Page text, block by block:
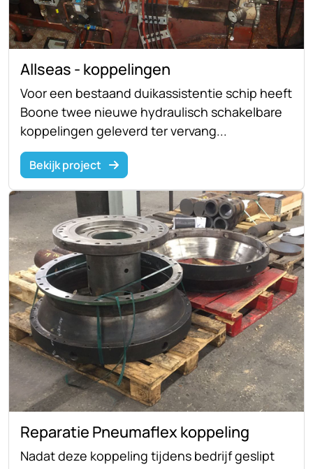
Allseas - koppelingen
Voor een bestaand duikassistentie schip heeft
Boone twee nieuwe hydraulisch schakelbare
koppelingen geleverd ter vervang...
Bekijk project
Reparatie Pneumaflex koppeling
Nadat deze koppeling tijdens bedrijf geslipt